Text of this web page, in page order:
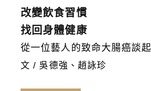
改變飲食習慣
找回身體健康
從一位藝人的致命大腸癌談起
文 / 吳德強、趙詠珍